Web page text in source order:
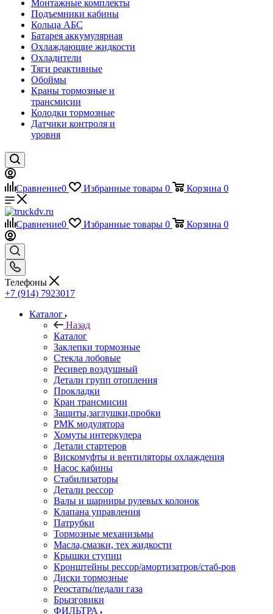
Монтажные комплекты
Подъемники кабины
Кольца АБС
Батарея аккумулярная
Охлаждающие жидкости
Охладители
Тяги реактивные
Обоймы
Краны тормозные и
трансмисии
Колодки тормозные
Датчики контроля и
уровня
Сравнение0 Избранные товары 0 Корзина 0
Сравнение0 Избранные товары 0 Корзина 0
Телефоны
+7 (914) 7923017
Каталог
Назад
Каталог
Заклепки тормозные
Стекла лобовые
Ресивер воздушный
Детали групп отопления
Прокладки
Кран трансмисии
Защиты,заглушки,пробки
РМК модулятора
Хомуты интеркулера
Детали стартеров
Вискомуфты и вентиляторы охлаждения
Насос кабины
Стабилизаторы
Детали рессор
Валы и шарниры рулевых колонок
Клапана управления
Патрубки
Тормозные механизьмы
Масла,смазки, тех жидкости
Крышки ступиц
Кронштейны рессор/амортизатров/стаб-ров
Диски тормозные
Реостаты/педали газа
Брызговики
ФИЛЬТРА